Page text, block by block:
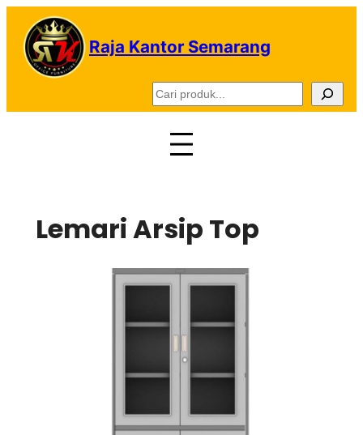
Lewati
konten
Raja Kantor Semarang
C
a
Lemari Arsip Top